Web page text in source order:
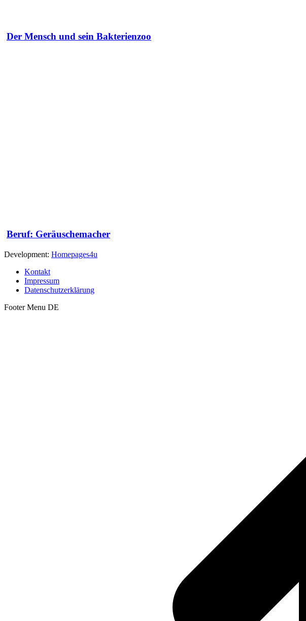
Der Mensch und sein Bakterienzoo
Beruf: Geräuschemacher
Development: Homepages4u
Kontakt
Impressum
Datenschutzerklärung
Footer Menu DE